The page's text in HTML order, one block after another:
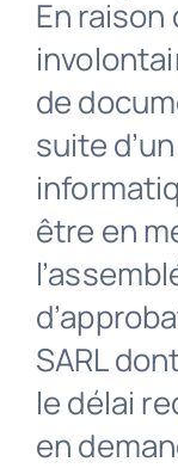
En
de
suite
être en
SARL
le délai
en